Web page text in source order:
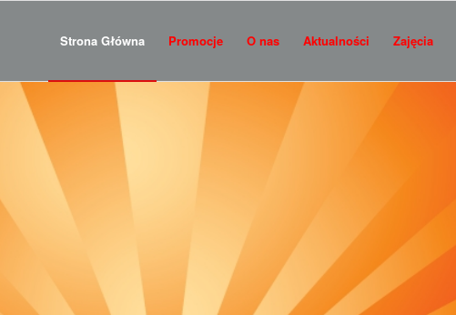
Strona Główna Promocje O nas Aktualności Zajęcia